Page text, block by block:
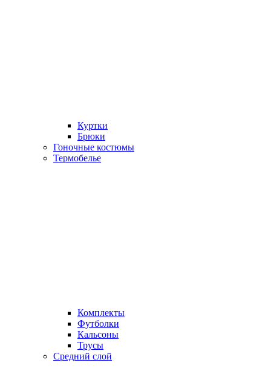
Куртки
Брюки
Гоночные костюмы
Термобелье
Комплекты
Футболки
Кальсоны
Трусы
Средний слой